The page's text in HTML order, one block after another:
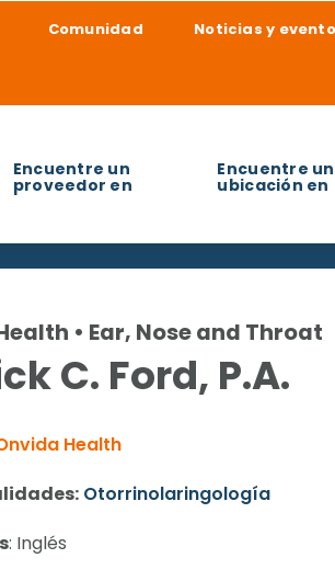
Comunidad Noticias y
Encuentre un
proveedor en
Encuentre
ubicación en
a encontrar?
• Ear, Nose and Throat
C. Ford, P.A.
Health
Otorrinolaringología
: Inglés